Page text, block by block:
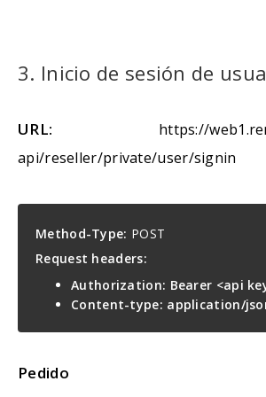
3. Inicio de sesión de
URL: https://
api/reseller/private/user/signin
Method-Type: POST
Request headers:
Authorization: Bearer <api
Content-type: application/
Pedido